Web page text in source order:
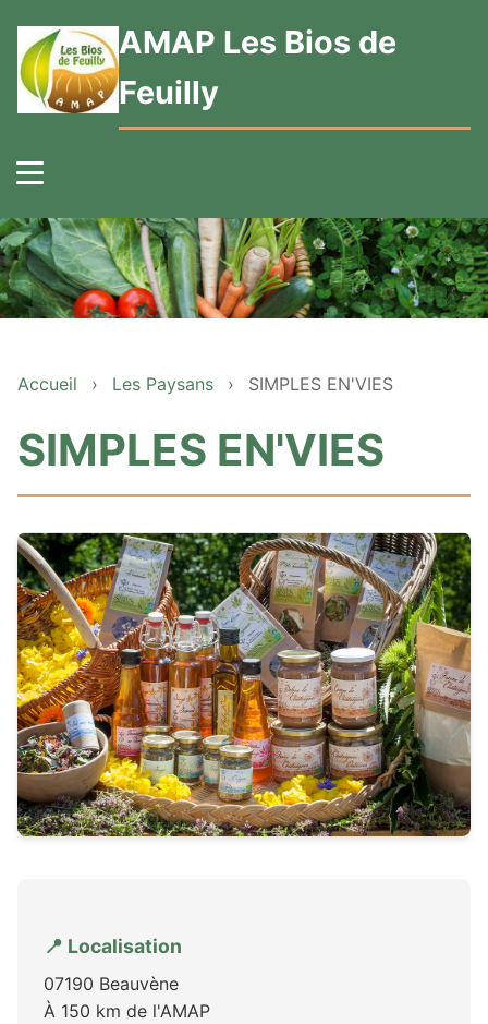
AMAP Les Bios de
Feuilly
Accueil › Les Paysans › SIMPLES EN'VIES
SIMPLES EN'VIES
📍 Localisation
07190 Beauvène
À 150 km de l'AMAP